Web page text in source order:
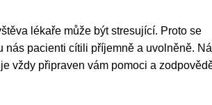
lékaře může být stresující. Proto se
nás pacienti cítili příjemně a uvolněně.
je vždy připraven vám pomoci a